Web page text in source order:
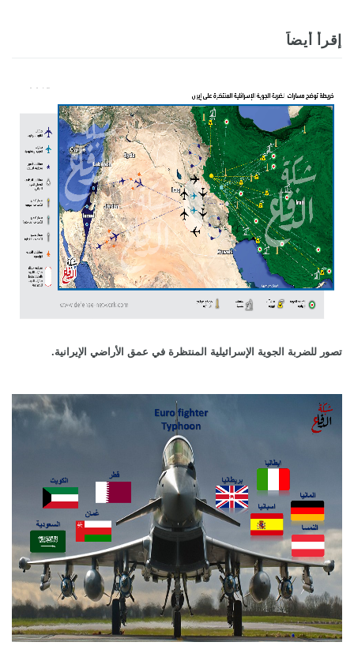
إقرأ أيضاً
تصور للضربة الجوية الإسرائيلية المنتظرة في عمق الأراضي الإيرانية.